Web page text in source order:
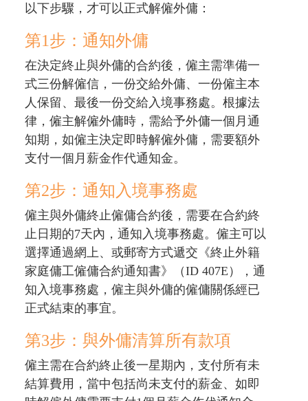
以下步驟，才可以正式解僱外傭：
第1步：通知外傭
在決定終止與外傭的合約後，僱主需準備一
式三份解僱信，一份交給外傭、一份僱主本
人保留、最後一份交給入境事務處。根據法
律，僱主解僱外傭時，需給予外傭一個月通
知期，如僱主決定即時解僱外傭，需要額外
支付一個月薪金作代通知金。
第2步：通知入境事務處
僱主與外傭終止僱傭合約後，需要在合約終
止日期的7天內，通知入境事務處。僱主可以
選擇通過網上、或郵寄方式遞交《終止外籍
家庭傭工僱傭合約通知書》（ID 407E），通
知入境事務處，僱主與外傭的僱傭關係經已
正式結束的事宜。
第3步：與外傭清算所有款項
僱主需在合約終止後一星期內，支付所有未
結算費用，當中包括尚未支付的薪金、如即